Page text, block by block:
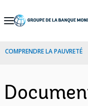
Skip
Navigation
COMPRENDRE LA PAUVRETÉ